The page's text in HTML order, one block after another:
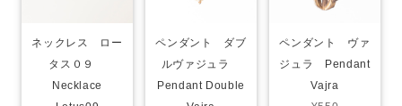
ネックレス ロー
タス０９
Necklace
ペンダント ダブ
ルヴァジュラ
Pendant Double
ペンダント ヴァ
ジュラ Pendant
Vajra